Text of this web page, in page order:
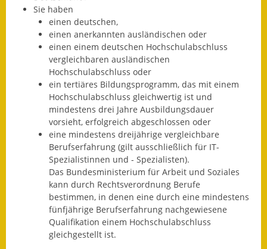
Hochwassergefahrenkarte
Gemeindehalle und
Bürgerhaus
Grundschule &
Kernzeitbetreuung
Integration und Asyl
Bevölkerungsschutz
Kinderbetreuung
Nahverkehr
Sie haben
einen deutschen,
einen anerkannten ausländischen oder
einen einem deutschen Hochschulabschluss
vergleichbaren ausländischen
Hochschulabschluss oder
ein tertiäres Bildungsprogramm, das mit einem
Hochschulabschluss gleichwertig ist und
mindestens drei Jahre Ausbildungsdauer
vorsieht, erfolgreich abgeschlossen oder
eine mindestens dreijährige vergleichbare
Berufserfahrung (gilt ausschließlich für IT-
Spezialistinnen und - Spezialisten).
Das Bundesministerium für Arbeit und Soziales
kann durch Rechtsverordnung Berufe
bestimmen, in denen eine durch eine mindestens
fünfjährige Berufserfahrung nachgewiesene
Qualifikation einem Hochschulabschluss
gleichgestellt ist.